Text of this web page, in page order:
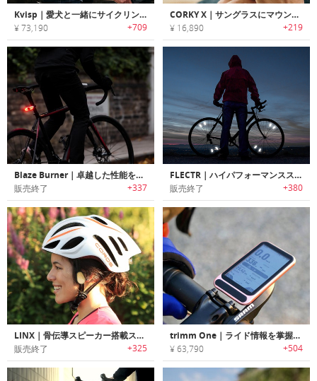
Kvisp｜愛犬と一緒にサイクリングを楽しめるドッグシート「クウィスプ」
¥ 73,190 +709
CORKY X｜サングラスにマウントするサイクリングリアビューミラー「コーキーエックス」
¥ 16,890 +219
Blaze Burner｜卓越した性能を誇る自転車用バックライト「ブレーズバーナー」
販売終了 +337
FLECTR｜ハイパフォーマンススポーク反射板「フレクター」
販売終了 +380
LINX｜骨伝導スピーカー搭載スマートサイクリングヘルメット「リンクス」
販売終了 +325
trimm One｜ライド情報を掌握できるサイクリングコンピューター「トリムワン」
¥ 63,790 +504